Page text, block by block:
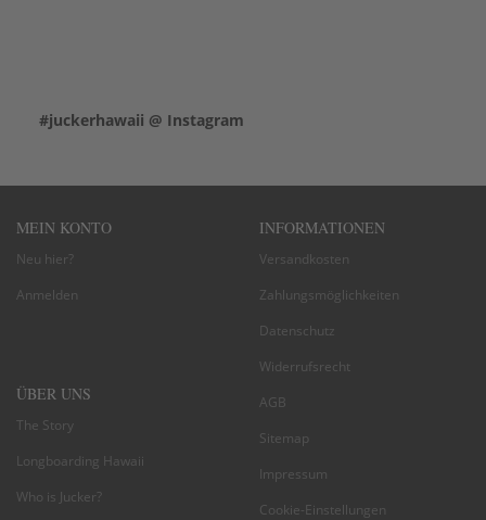
#juckerhawaii @ Instagram
MEIN KONTO
Neu hier?
Anmelden
ÜBER UNS
The Story
Longboarding Hawaii
Who is Jucker?
INFORMATIONEN
Versandkosten
Zahlungsmöglichkeiten
Datenschutz
Widerrufsrecht
AGB
Sitemap
Impressum
Cookie-Einstellungen